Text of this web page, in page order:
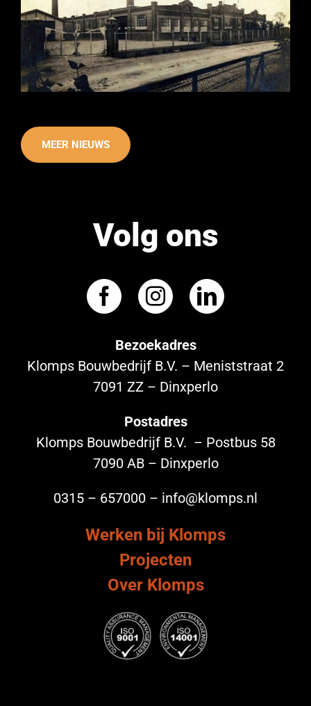
MEER NIEUWS
Volg ons
Bezoekadres
Klomps Bouwbedrijf B.V. – Meniststraat 2
7091 ZZ – Dinxperlo
Postadres
Klomps Bouwbedrijf B.V. – Postbus 58
7090 AB – Dinxperlo
0315 – 657000 – info@klomps.nl
Werken bij Klomps
Projecten
Over Klomps